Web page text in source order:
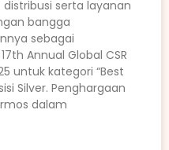
serta layanan
bangga
sebagai
Annual Global CSR
untuk kategori “Best
Silver. Penghargaan
dalam